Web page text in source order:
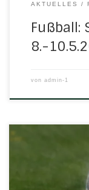
AKTUELLES
Fußball:
8.-
von admin-1
EINLADUNG Am
um 19:30 Uhr
Hierzu lade ich